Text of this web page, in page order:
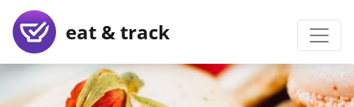
eat & track